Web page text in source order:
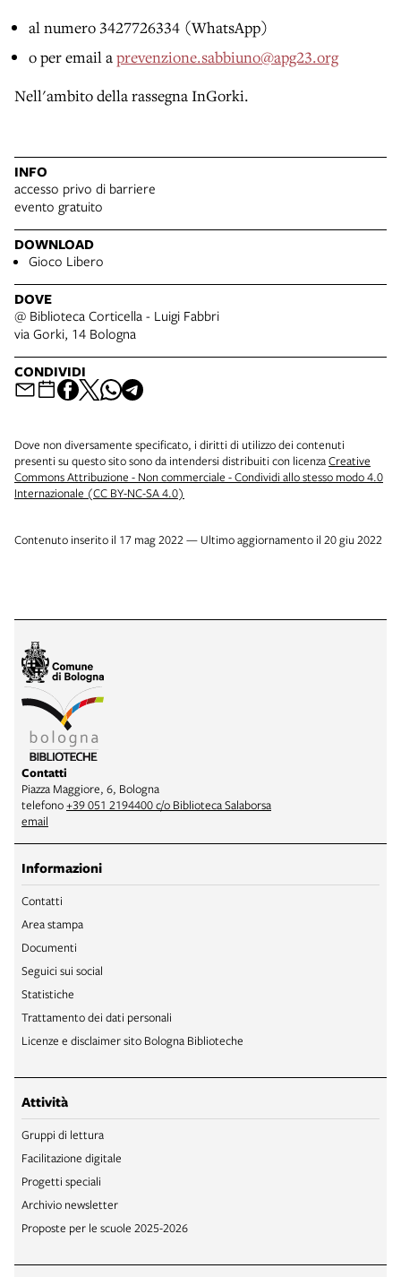
al numero 3427726334 (WhatsApp)
o per email a prevenzione.sabbiuno@apg23.org
Nell'ambito della rassegna InGorki.
INFO
accesso privo di barriere
evento gratuito
DOWNLOAD
Gioco Libero
DOVE
@ Biblioteca Corticella - Luigi Fabbri
via Gorki, 14 Bologna
CONDIVIDI
Dove non diversamente specificato, i diritti di utilizzo dei contenuti
presenti su questo sito sono da intendersi distribuiti con licenzaCreative
Commons Attribuzione - Non commerciale - Condividi allo stesso modo 4.0
Internazionale (CC BY-NC-SA 4.0)
Contenuto inserito il 17 mag 2022 — Ultimo aggiornamento il 20 giu 2022
Contatti
Piazza Maggiore, 6, Bologna
telefono+39 051 2194400 c/o Biblioteca Salaborsa
email
Informazioni
Contatti
Area stampa
Documenti
Seguici sui social
Statistiche
Trattamento dei dati personali
Licenze e disclaimer sito Bologna Biblioteche
Attività
Gruppi di lettura
Facilitazione digitale
Progetti speciali
Archivio newsletter
Proposte per le scuole 2025-2026